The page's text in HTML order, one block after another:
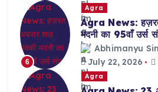
6
Agra
Agra News: हज़रत
मदनी का 95वाँ उर्स
Abhimanyu
July 22, 2026
Agra